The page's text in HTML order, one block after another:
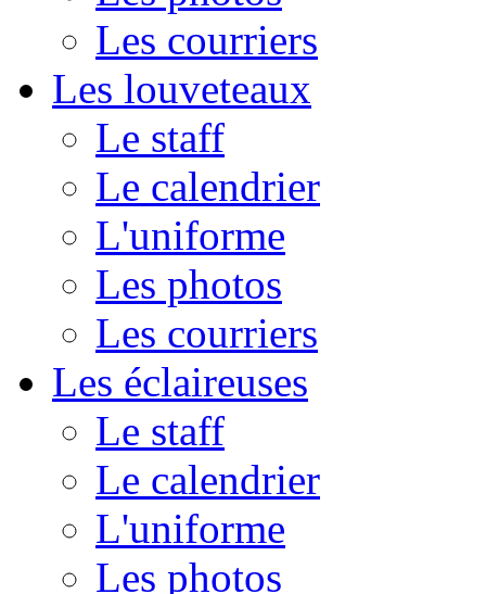
Les courriers
Les louveteaux
Le staff
Le calendrier
L'uniforme
Les photos
Les courriers
Les éclaireuses
Le staff
Le calendrier
L'uniforme
Les photos